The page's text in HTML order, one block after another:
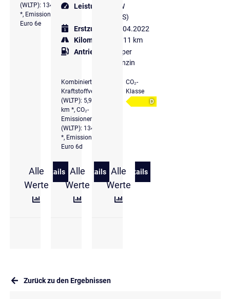
(WLTP): 134 g/km
*, Emissionsklasse
Euro 6e
Alle
Werte
Details
zu Audi A1 allstreet 35 TFSI LED ACC Navi
Leistung
70 kW
(95 PS)
Erstzulassung
04.2022
Kilometer
33.111 km
Antriebsart
Super
Benzin
Kombinierter
Kraftstoffverbrauch
(WLTP): 5,9 l/100
km *, CO₂-
Emissionen komb.
(WLTP): 134 g/km
*, Emissionsklasse
Euro 6d
CO₂-
Klasse
D
Alle
Werte
Details
zu Audi A1 Sportback 25 TFSI
Alle
Werte
Details
zu Audi Audi e-tron S
Zurück zu den Ergebnissen